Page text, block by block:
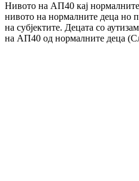
Нивото на АП40 кај
нивото на нормалните деца но
на субјектите. Децата со
на АП40 од нормалните деца